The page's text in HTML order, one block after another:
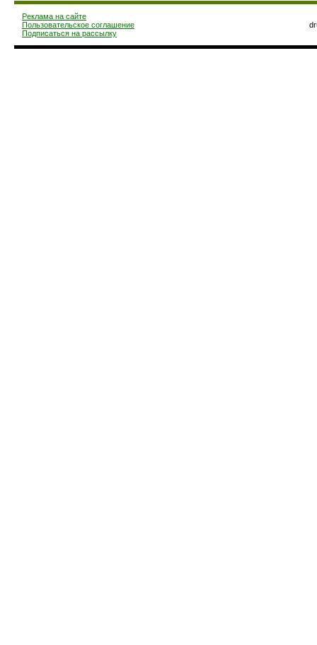
Реклама на сайте
Пользовательское соглашение
Подписаться на рассылку